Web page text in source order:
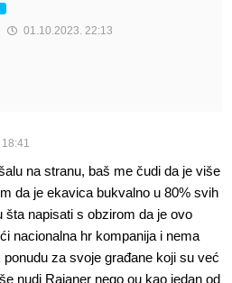
01.10.2023. 22:13
na stranu, baš me čudi da je više
da je ekavica bukvalno u 80% svih
šta napisati s obzirom da je ovo
nacionalna hr kompanija i nema
za svoje građane koji su već
nudi Rajaner nego ou kao jedan od